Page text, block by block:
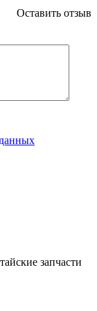
Оставить отзыв
запчасти